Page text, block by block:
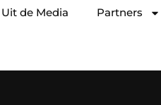
Uit de Media Partners